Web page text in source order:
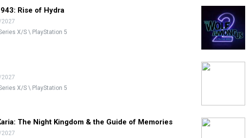
Rise of Hydra
2027
X/S \ PlayStation 5
2027
X/S \ PlayStation 5
The Night Kingdom & the Guide of Memories
2027